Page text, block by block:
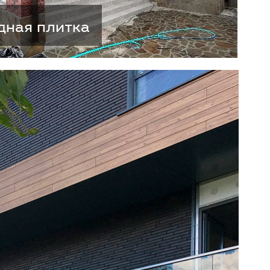
плитка